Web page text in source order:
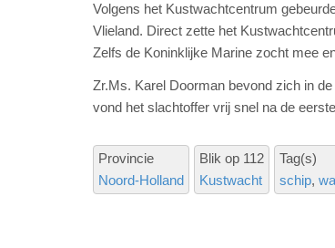
Volgens het Kustwachtcentrum
Vlieland. Direct zette het
Zelfs de Koninklijke Marine zocht mee
Zr.Ms. Karel Doorman bevond zich in
vond het slachtoffer vrij snel na de eerste
Provincie
Noord-Holland
Blik op 112
Kustwacht
Tag(s)
schip